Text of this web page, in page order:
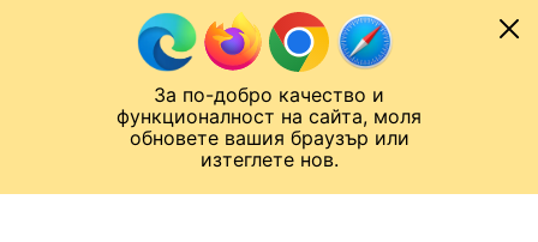
За по-добро качество и
функционалност на сайта, моля
обновете вашия браузър или
изтеглете нов.
Към съдържанието
Лига на Конференциите